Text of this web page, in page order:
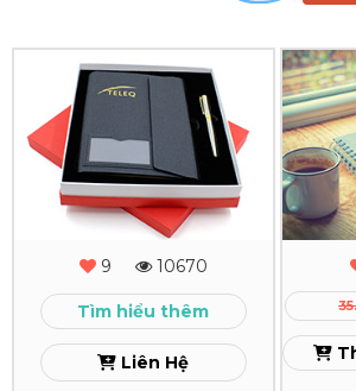
Combo
Quà
Tặng
Cao
Cấp
9 10670
Tìm hiểu thêm
Liên Hệ
In
Sổ
Tay
Bìa
Cứng
Theo
Yêu